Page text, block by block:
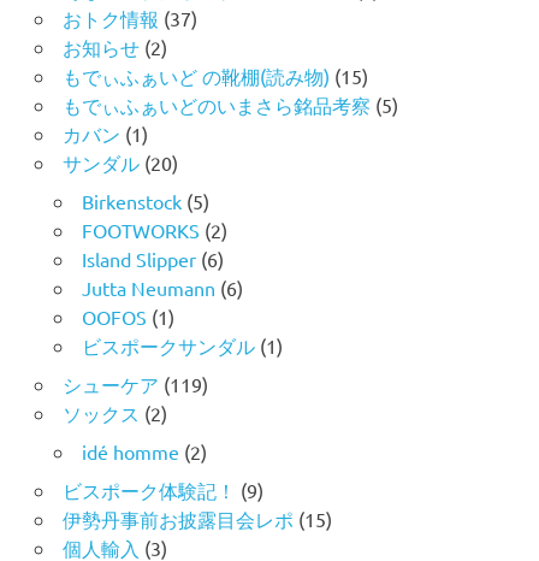
おトク情報 (37)
お知らせ(2)
もでぃふぁいど の靴棚(読み物) (15)
もでぃふぁいどのいまさら銘品考察 (5)
カバン (1)
サンダル(20)
Birkenstock(5)
FOOTWORKS (2)
Island Slipper(6)
Jutta Neumann (6)
OOFOS (1)
ビスポークサンダル(1)
シューケア (119)
ソックス (2)
idé homme (2)
ビスポーク体験記！ (9)
伊勢丹事前お披露目会レポ (15)
個人輸入 (3)